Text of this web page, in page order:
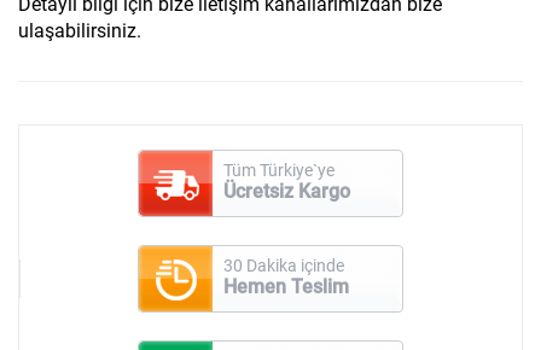
ulaşabilirsiniz.
Tüm Türkiye`ye
Ücretsiz Kargo
30 Dakika içinde
Hemen Teslim